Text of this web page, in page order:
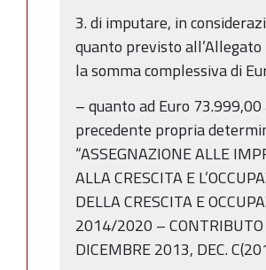
3. di imputare, in
quanto previsto
la somma complessiva di
– quanto ad Euro
precedente propria
“ASSEGNAZIONE ALLE
ALLA CRESCITA E
DELLA CRESCITA E
2014/2020 – CONTRIBUTO
DICEMBRE 2013, DEC.